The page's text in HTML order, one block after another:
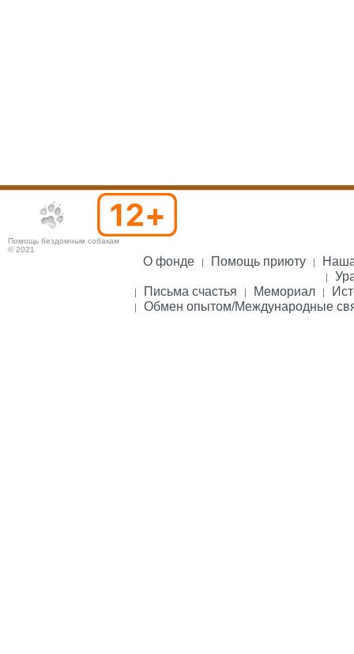
Помощь бездомным собакам
© 2021
О фонде Помощь приюту
Наша
Письма счастья
Мемориал
Обмен опытом/Международные